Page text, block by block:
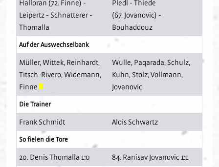
Halloran (72. Finne) -
Leipertz - Schnatterer-
Thomalla
Pledl -Thiede
(67. Jovanovic) -
Bouhaddouz
Auf der Auswechselbank
Müller, Wittek, Reinhardt,
Titsch-Rivero, Widemann,
Finne
Wulle, Paqarada, Schulz,
Kuhn, Stolz,Vollmann,
Jovanovic
Die Trainer
Frank Schmidt Alois Schwartz
So fielen die Tore
20. Denis Thomalla 1:0 84. Ranisav Jovanovic 1:1